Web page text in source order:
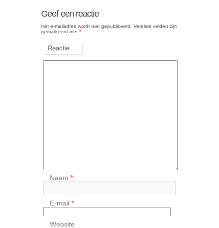
Geef een reactie
Het e-mailadres wordt niet gepubliceerd.
Vereiste velden zijn
gemarkeerd met *
Reactie
Naam*
E-mail*
Website